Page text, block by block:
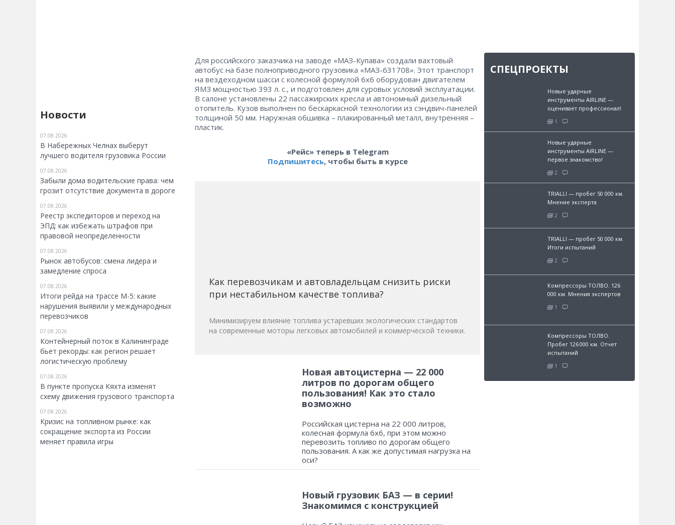
Новости
07.08.2026
В Набережных Челнах выберут
лучшего водителя грузовика России
07.08.2026
Забыли дома водительские права: чем
грозит отсутствие документа в дороге
07.08.2026
Реестр экспедиторов и переход на
ЭПД: как избежать штрафов при
правовой неопределенности
07.08.2026
Рынок автобусов: смена лидера и
замедление спроса
07.08.2026
Итоги рейда на трассе М-5: какие
нарушения выявили у международных
перевозчиков
07.08.2026
Контейнерный поток в Калининграде
бьет рекорды: как регион решает
логистическую проблему
07.08.2026
В пункте пропуска Кяхта изменят
схему движения грузового транспорта
07.08.2026
Кризис на топливном рынке: как
сокращение экспорта из России
меняет правила игры
Для российского заказчика на заводе «МАЗ-Купава» создали вахтовый
автобус на базе полноприводного грузовика «МАЗ-631708». Этот транспорт
на вездеходном шасси с колесной формулой 6х6 оборудован двигателем
ЯМЗ мощностью 393 л. с., и подготовлен для суровых условий эксплуатации.
В салоне установлены 22 пассажирских кресла и автономный дизельный
отопитель. Кузов выполнен по бескаркасной технологии из сэндвич-панелей
толщиной 50 мм. Наружная обшивка – плакированный металл, внутренняя –
пластик.
«Рейс» теперь в Telegram
Подпишитесь, чтобы быть в курсе
Как перевозчикам и автовладельцам снизить риски
при нестабильном качестве топлива?
Минимизируем влияние топлива устаревших экологических стандартов
на современные моторы легковых автомобилей и коммерческой техники.
Новая автоцистерна — 22 000
литров по дорогам общего
пользования! Как это стало
возможно
Российская цистерна на 22 000 литров,
колесная формула 6х6, при этом можно
перевозить топливо по дорогам общего
пользования. А как же допустимая нагрузка на
оси?
Новый грузовик БАЗ — в серии!
Знакомимся с конструкцией
СПЕЦПРОЕКТЫ
Новые ударные
инструменты AIRLINE —
оценивает профессионал!
1
Новые ударные
инструменты AIRLINE —
первое знакомство!
2
TRIALLI — пробег 50 000 км.
Мнение эксперта
2
TRIALLI — пробег 50 000 км.
Итоги испытаний
2
Компрессоры ТОЛВО. 126
000 км. Мнения экспертов
1
Компрессоры ТОЛВО.
Пробег 126 000 км. Отчет
испытаний
1